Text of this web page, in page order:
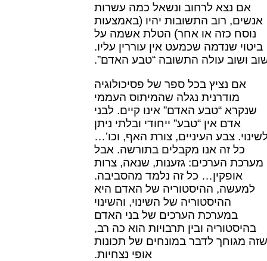
אם נצא לרחוב ונשאל כמה עשרות
אנשים, רוב התשובות יהיו (באמצעות
נוסח כזה או אחר) הטלת אשמה על
ביטוי שנדמה שכמעט אין עוררין עליו.
ושוב עולה התשובה “טבע האדם”.
אם נציץ בכל ספר של פסיכולוגיה
מודרנית נגלה שהמיתוס העממי
שנקרא “טבע האדם” אינו קיים. לבני
אדם אין “טבע” ייחודי ובלתי ניתן
צבע העיניים, צורת האף, וכו’…
כל זה אנו מקבלים בתורשה. אבל
מערכת הערכים: גזענות, שנאה, צרות
אופקין… כל זה נלמד מהסביבה.
למעשה, ההיסטוריה של האדם היא
ההיסטוריה של השינוי, והשינוי
במערכת הערכים של בני האדם
בהיסטוריה ובין תרבויות הוא כה רב,
שזה מגוחך לדבר במונחים של תכונות
אופי נצחיות.